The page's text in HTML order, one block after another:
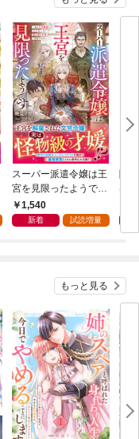
スーパー派遣令嬢は王
宮を見限ったようです
～私を不当解雇した元
上司へ。我が家の正
1,540
新着 試読増量
は
追
辺
もっと見る